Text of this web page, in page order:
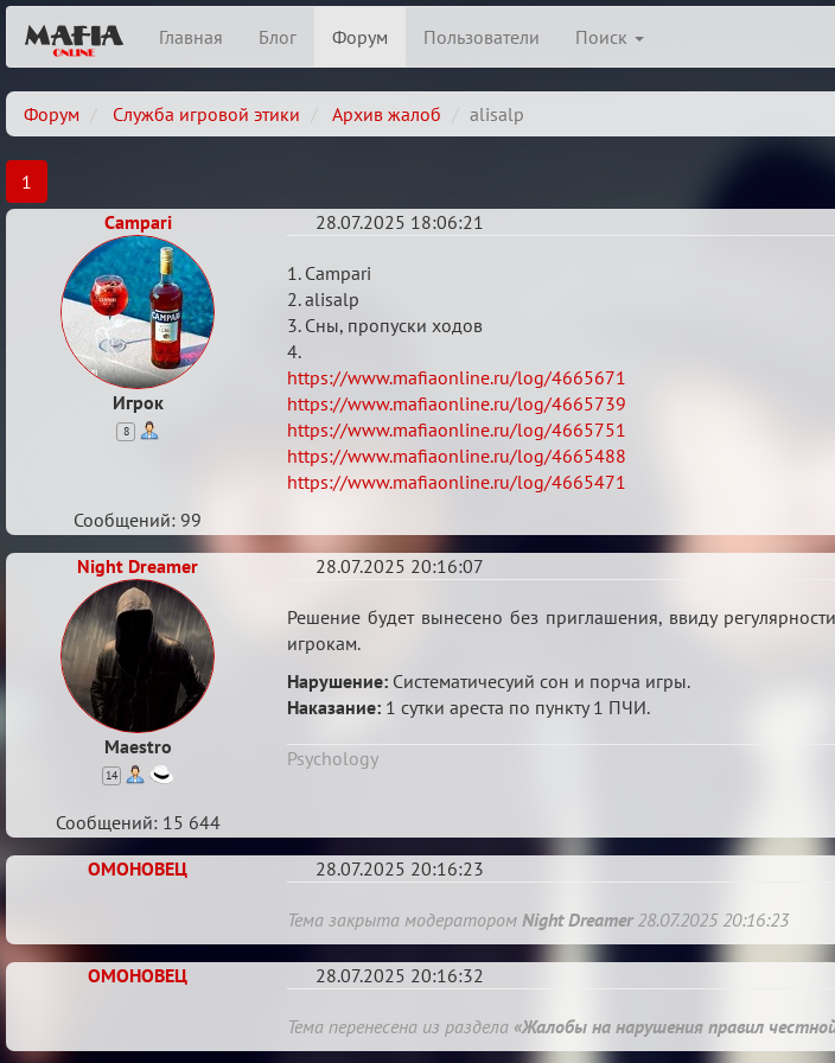
Главная Блог Форум Пользователи Поиск
Форум Служба игровой этики Архив жалоб alisalp
1
Campari
Игрок
8
28.07.2025 18:06:21
alisalp
1. Campari
2. alisalp
3. Сны, пропуски ходов
4.
https://www.mafiaonline.ru/log/4665671
https://www.mafiaonline.ru/log/4665739
https://www.mafiaonline.ru/log/4665751
https://www.mafiaonline.ru/log/4665488
https://www.mafiaonline.ru/log/4665471
Сообщений: 99
Night Dreamer
Maestro
14
28.07.2025 20:16:07
Re:
alisalp
Решение будет вынесено без приглашения, ввиду
игрокам.
Нарушение: Систематичесуий сон и порча игры.
Наказание: 1 сутки ареста по пункту 1 ПЧИ.
Psychology
Сообщений: 15 644
ОМОНОВЕЦ
28.07.2025 20:16:23
Re:
alisalp
Тема закрыта модераторомNight Dreamer28.07.2025 20:16:23
ОМОНОВЕЦ 28.07.2025 20:16:32
Re:
Тема перенесена из раздела «Жалобы на нарушения правил